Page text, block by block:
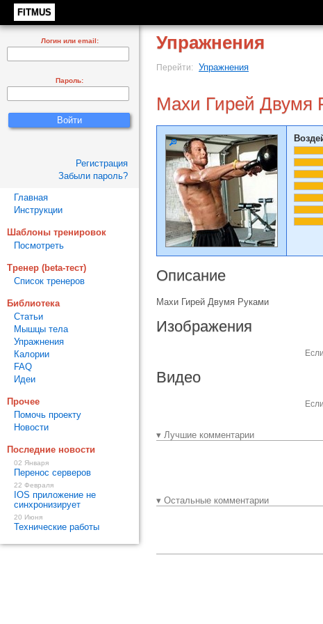
FITMUS
Упражнения
Перейти: Упражнения
Махи Гирей Двумя
Описание
Махи Гирей Двумя Руками
Изображения
Видео
▾ Лучшие комментарии
▾ Остальные комментарии
Логин или email:
Пароль:
Регистрация
Забыли пароль?
Главная
Инструкции
Шаблоны тренировок
Посмотреть
Тренер (beta-тест)
Список тренеров
Библиотека
Статьи
Мышцы тела
Упражнения
Калории
FAQ
Идеи
Прочее
Помочь проекту
Новости
Последние новости
02 Января
Перенос серверов
22 Февраля
IOS приложение не
синхронизирует
20 Июня
Технические работы